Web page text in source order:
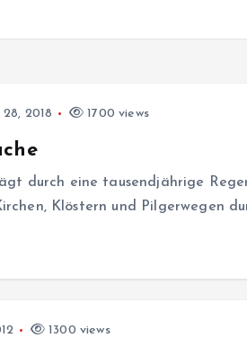
2018 1700 views
durch eine tausendjährige
Klöstern und Pilgerwegen
1300 views